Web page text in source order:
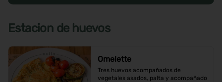
Estacion de huevos
Omelette
Tres huevos acompañados de
vegetales asados, palta y acompañado